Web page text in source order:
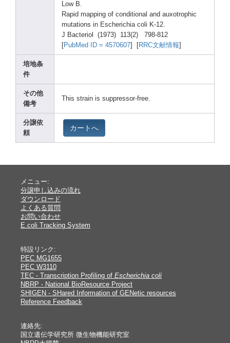
Low B.
Rapid mapping of conditional and auxotrophic
mutations in Escherichia coli K-12.
J Bacteriol (1973) 113(2) 798-812
PubMed ID = 4570607 RRC文献情報
培地条
件
その他
備考
This strain is suppressor-free.
分譲依
頼
カートへ
メニュー:
分譲申し込みの流れ
ダウンロード
よくある質問
お問い合わせ
E.coli Tracking System
特設リンク:
PEC MG1655
PEC W3110
TEC - Transcription Profiling of Escherichia coli
NBRP - National BioResource Project
SHIGEN - SHared Information of GENetic resources
Reference Feedback
連絡先:
国立遺伝学研究所 微生物機能研究室